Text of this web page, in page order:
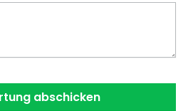
abschicken